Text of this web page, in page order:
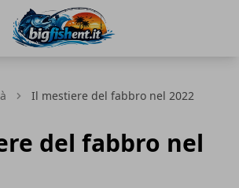
Il mestiere del fabbro nel 2022
del fabbro nel